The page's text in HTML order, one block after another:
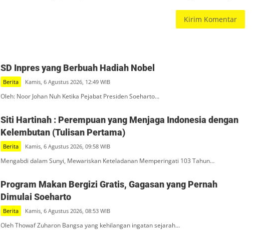
SD Inpres yang Berbuah Hadiah Nobel
Berita Kamis, 6 Agustus 2026, 12:49 WIB
Oleh: Noor Johan Nuh Ketika Pejabat Presiden Soeharto…
Siti Hartinah : Perempuan yang Menjaga Indonesia dengan
Kelembutan (Tulisan Pertama)
Berita Kamis, 6 Agustus 2026, 09:58 WIB
Mengabdi dalam Sunyi, Mewariskan Keteladanan Memperingati 103 Tahun…
Program Makan Bergizi Gratis, Gagasan yang Pernah
Dimulai Soeharto
Berita Kamis, 6 Agustus 2026, 08:53 WIB
Oleh Thowaf Zuharon Bangsa yang kehilangan ingatan sejarah…